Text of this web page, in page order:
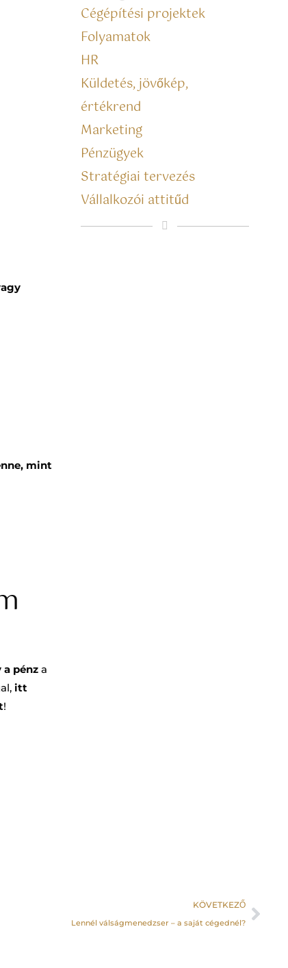
mint
a pénz a
itt
!
Cégépítési projektek
Folyamatok
HR
Küldetés, jövőkép,
értékrend
Marketing
Pénzügyek
Stratégiai tervezés
Vállalkozói attitűd
KÖVETKEZŐ
Lennél válságmenedzser – a saját cégednél?